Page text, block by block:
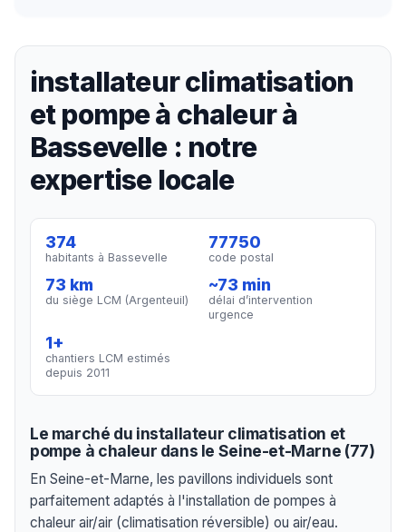
installateur climatisation
et pompe à chaleur à
Bassevelle : notre
expertise locale
374
habitants à Bassevelle
77750
code postal
73 km
du siège LCM (Argenteuil)
~73 min
délai d’intervention
urgence
1+
chantiers LCM estimés
depuis 2011
Le marché du installateur climatisation et
pompe à chaleur dans le Seine-et-Marne (77)
En Seine-et-Marne, les pavillons individuels sont
parfaitement adaptés à l'installation de pompes à
chaleur air/air (climatisation réversible) ou air/eau.